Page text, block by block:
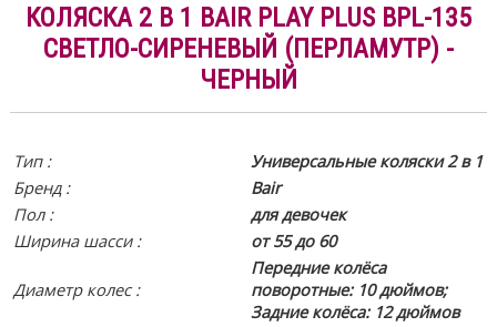
КОЛЯСКА 2 В 1 BAIR PLAY PLUS BPL-135
СВЕТЛО-СИРЕНЕВЫЙ (ПЕРЛАМУТР) -
ЧЕРНЫЙ
Тип :
Универсальные коляски 2 в 1
Бренд :
Bair
Пол :
для девочек
Ширина шасси :
от 55 до 60
Диаметр колес :
Передние колёса
поворотные: 10 дюймов;
Задние колёса: 12 дюймов